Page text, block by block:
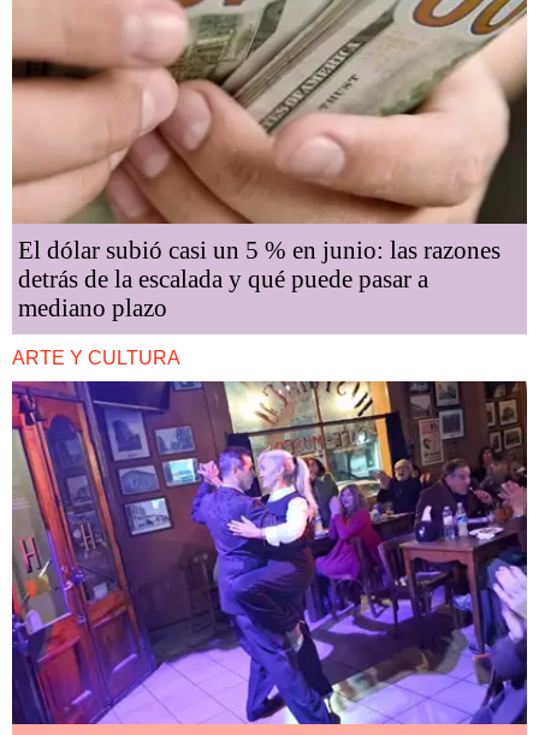
El dólar subió casi un 5 % en junio: las razones
detrás de la escalada y qué puede pasar a
mediano plazo
ARTE Y CULTURA